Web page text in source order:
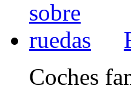
Coches